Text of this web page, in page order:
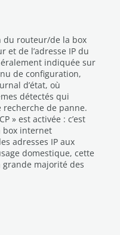
du routeur/de la box
et de l’adresse IP du
indiquée sur
de configuration,
d’état, où
détectés qui
de panne.
» est activée : c’est
box internet
adresses IP aux
domestique, cette
majorité des